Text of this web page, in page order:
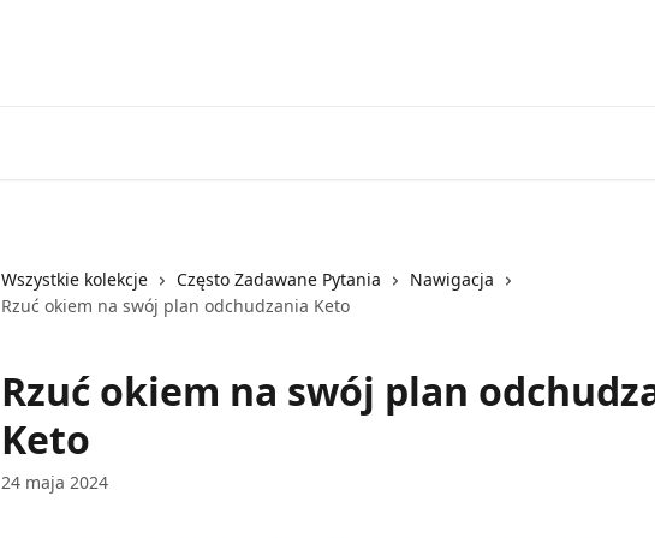
Wszystkie kolekcje Często Zadawane Pytania
Nawigacja
Rzuć okiem na swój plan odchudzania Keto
Rzuć okiem na swój plan
Keto
24 maja 2024